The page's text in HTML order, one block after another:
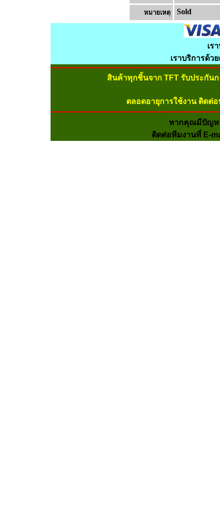
หมายเหต Sold
เร
เราบริการด้ว
สินค้าทุกชิ้นจาก TFT รับประกัน
ตลอดอายุการใช้งาน ติดต่
หากคุณมีปัญห
ติดต่อทีมงานที่ E-